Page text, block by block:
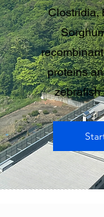
Clostridia,
proteins